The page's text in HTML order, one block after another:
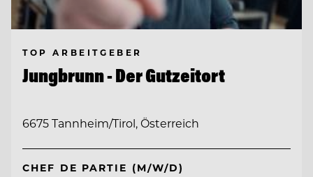
TOP ARBEITGEBER
Jungbrunn - Der Gutzeitort
6675 Tannheim/Tirol, Österreich
CHEF DE PARTIE (M/W/D)